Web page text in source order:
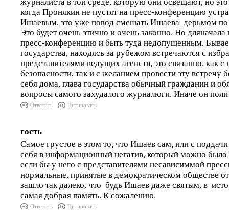
когда Пронякин не пустят на пресс-конференцию
Ишаевым, это уже повод смешать Ишаева дерьмом
Это будет очень этично и очень законно. Но дляначала
пресс-конференцию и быть туда недопущенным.
государства, находясь за рубежом встречаются с
представителями ведущих агенств, это связанно, как
безопасности, так и с желанием провести эту встречу
себя дома, глава государства обычный гражданин и
вопросы самого захудалого журналюги. Иначе он
Ответить Цитировать
гость
Самое грустое в этом то, что Ишаев сам, или с поддачи
себя в информационный негатив, который можно было
если бы у него с представителями несависиммой
нормальные, принятые в демократическом обществе
зашло так далеко, что будь Ишаев даже святым, в
самая добрая память. К сожалению.
Ответить Цитировать